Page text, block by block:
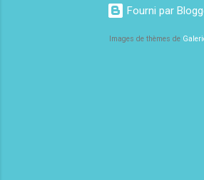
Fourni par
Images de thèmes de